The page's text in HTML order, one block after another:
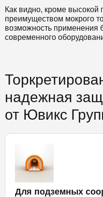
Как видно, кроме высокой
преимуществом мокрого
возможность применения
современного
надежная
от Ювикс
Для подземных